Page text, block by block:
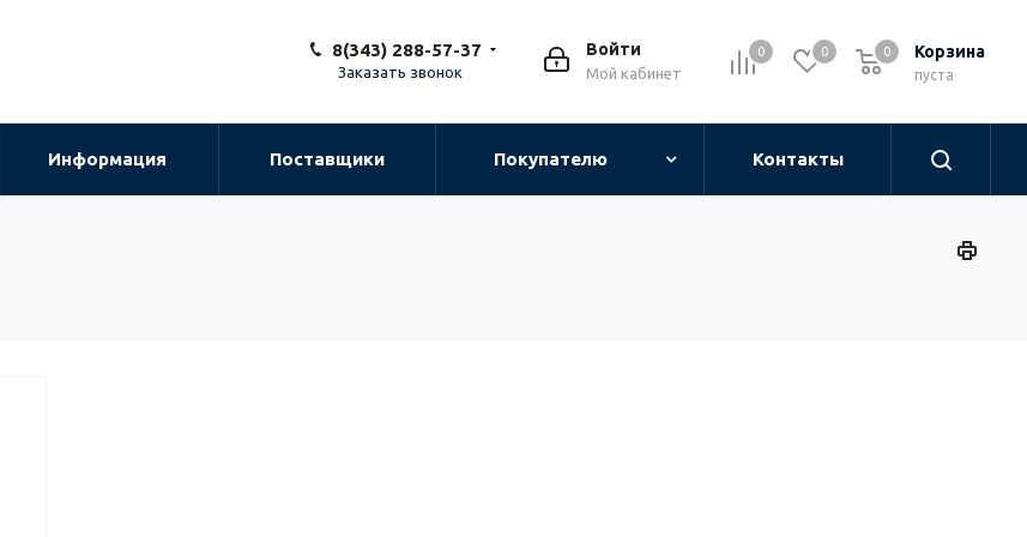
0 0 Корзина
0
пуста
0
Войти
Мой кабинет
8(343) 288-57-37
Заказать звонок
Информация Поставщики Покупателю Контакты